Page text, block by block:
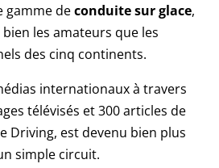
gamme deconduite sur glace,
les amateurs que les
des cinq continents.
internationaux à travers
télévisés et 300 articles de
Driving, est devenu bien plus
simple circuit.